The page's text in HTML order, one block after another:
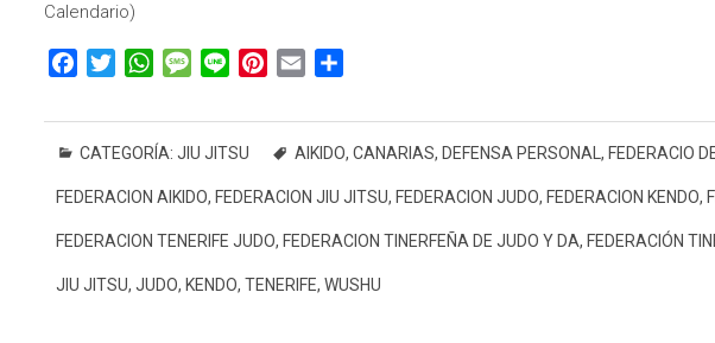
Calendario)
c
e
o
o
i
t
e
r
W
a
t
A
p
M
s
s
g
e
n
e
n
r
e
t
a
i
m
p
r
t
r
CATEGORÍA: JIU JITSU AIKIDO, CANARIAS, DEFENSA PERSONAL , FEDERACIO
FEDERACION AIKIDO, FEDERACION JIU JITSU, FEDERACION JUDO, FEDERACION KENDO,
FEDERACION TENERIFE JUDO, FEDERACION TINERFEÑA DE JUDO Y DA, FEDERACIÓN
JIU JITSU, JUDO, KENDO, TENERIFE, WUSHU